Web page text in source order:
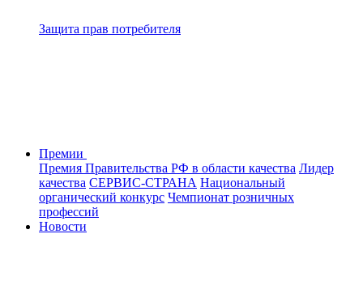
Защита прав потребителя
Премии
Премия Правительства РФ в области качества Лидер
качества СЕРВИС-СТРАНА Национальный
органический конкурс Чемпионат розничных
профессий
Новости